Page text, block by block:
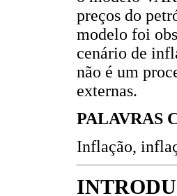
preços do
modelo foi
cenário de
não é um
externas.
PALAVRAS
Inflação,